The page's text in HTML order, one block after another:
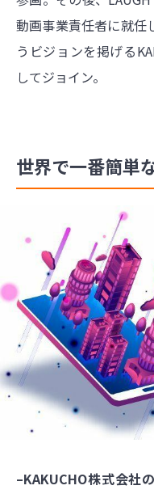
動画事業責任者に就任
うビジョンを掲げる
してジョイン。
世界で一番簡単
–KAKUCHO株式会社